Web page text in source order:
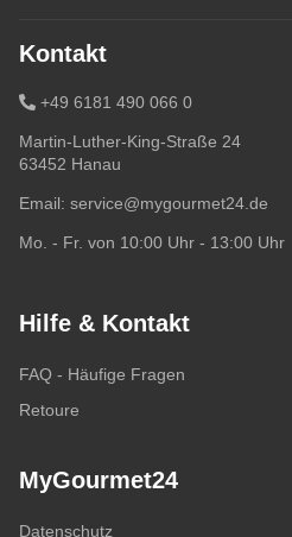
Kontakt
+49 6181 490 066 0
Martin-Luther-King-Straße 24
63452 Hanau
Email: service@mygourmet24.de
Mo. - Fr. von 10:00 Uhr - 13:00 Uhr
Hilfe & Kontakt
FAQ - Häufige Fragen
Retoure
MyGourmet24
Datenschutz